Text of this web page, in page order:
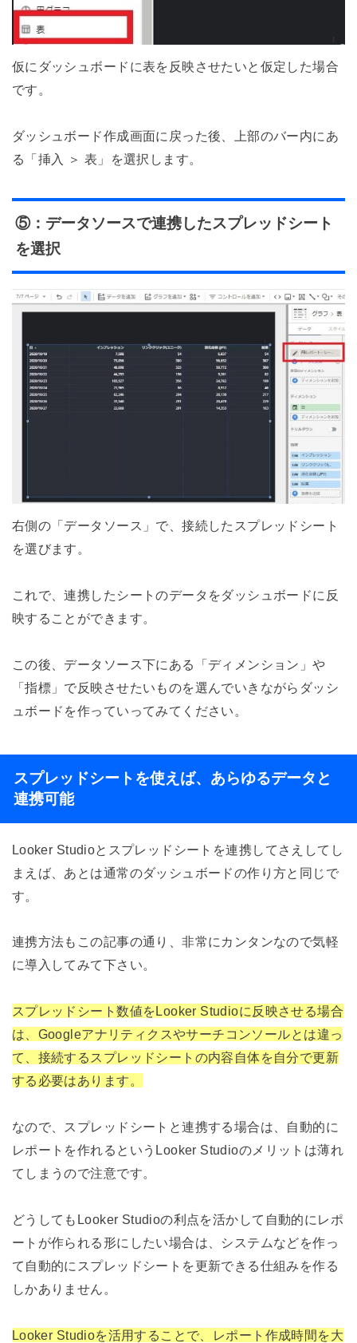
仮にダッシュボードに表を反映させたいと仮定した場合
です。
ダッシュボード作成画面に戻った後、上部のバー内にあ
る「挿入 ＞ 表」を選択します。
⑤：データソースで連携したスプレッドシート
を選択
右側の「データソース」で、接続したスプレッドシート
を選びます。
これで、連携したシートのデータをダッシュボードに反
映することができます。
この後、データソース下にある「ディメンション」や
「指標」で反映させたいものを選んでいきながらダッシ
ュボードを作っていってみてください。
スプレッドシートを使えば、あらゆるデータと
連携可能
Looker Studioとスプレッドシートを連携してさえしてし
まえば、あとは通常のダッシュボードの作り方と同じで
す。
連携方法もこの記事の通り、非常にカンタンなので気軽
に導入してみて下さい。
スプレッドシート数値をLooker Studioに反映させる場合
は、Googleアナリティクスやサーチコンソールとは違っ
て、接続するスプレッドシートの内容自体を自分で更新
する必要はあります。
なので、スプレッドシートと連携する場合は、自動的に
レポートを作れるというLooker Studioのメリットは薄れ
てしまうので注意です。
どうしてもLooker Studioの利点を活かして自動的にレポ
ートが作られる形にしたい場合は、システムなどを作っ
て自動的にスプレッドシートを更新できる仕組みを作る
しかありません。
Looker Studioを活用することで、レポート作成時間を大